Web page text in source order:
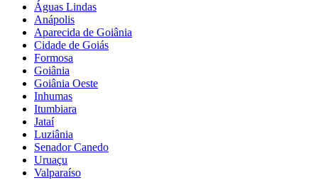
Águas Lindas
Anápolis
Aparecida de Goiânia
Cidade de Goiás
Formosa
Goiânia
Goiânia Oeste
Inhumas
Itumbiara
Jataí
Luziânia
Senador Canedo
Uruaçu
Valparaíso